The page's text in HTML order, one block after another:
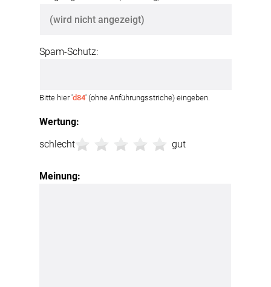
Wertung:
schlecht
gut
Meinung:
Spam-Schutz:
Bitte hier 'd84' (ohne Anführungsstriche) eingeben.